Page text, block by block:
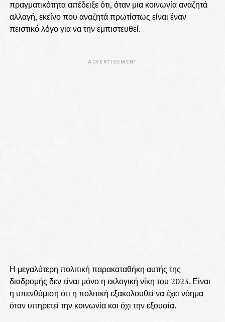
πραγματικότητα απέδειξε ότι, όταν μια κοινωνία αναζητά
αλλαγή, εκείνο που αναζητά πρωτίστως είναι έναν
πειστικό λόγο για να την εμπιστευθεί.
ADVERTISEMENT
Η μεγαλύτερη πολιτική παρακαταθήκη αυτής της
διαδρομής δεν είναι μόνο η εκλογική νίκη του 2023. Είναι
η υπενθύμιση ότι η πολιτική εξακολουθεί να έχει νόημα
όταν υπηρετεί την κοινωνία και όχι την εξουσία.